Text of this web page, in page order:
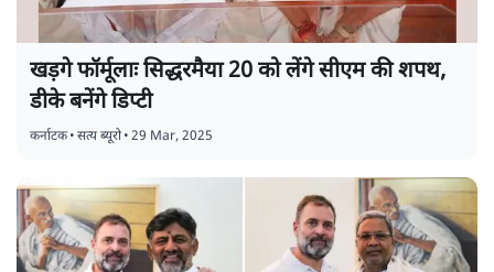
खड़गे फॉर्मूलाः सिद्धरमैया 20 को लेंगे सीएम की शपथ,
डीके बनेंगे डिप्टी
कर्नाटक•सत्य ब्यूरो•29 Mar, 2025